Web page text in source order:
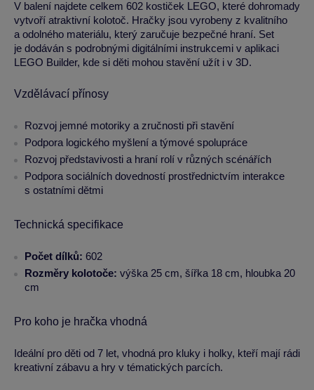
V balení najdete celkem 602 kostiček LEGO, které dohromady
vytvoří atraktivní kolotoč. Hračky jsou vyrobeny z kvalitního
a odolného materiálu, který zaručuje bezpečné hraní. Set
je dodáván s podrobnými digitálními instrukcemi v aplikaci
LEGO Builder, kde si děti mohou stavění užít i v 3D.
Vzdělávací přínosy
Rozvoj jemné motoriky a zručnosti při stavění
Podpora logického myšlení a týmové spolupráce
Rozvoj představivosti a hraní rolí v různých scénářích
Podpora sociálních dovedností prostřednictvím interakce
s ostatními dětmi
Technická specifikace
Počet dílků: 602
Rozměry kolotoče: výška 25 cm, šířka 18 cm, hloubka 20
cm
Pro koho je hračka vhodná
Ideální pro děti od 7 let, vhodná pro kluky i holky, kteří mají rádi
kreativní zábavu a hry v tématických parcích.